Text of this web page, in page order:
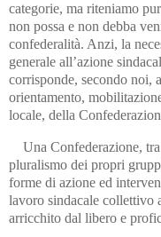
categorie, ma riteniamo
non possa e non debba
confederalità. Anzi, la
generale all’azione
corrisponde, secondo noi,
orientamento,
locale, della
Una Confederazione,
pluralismo dei propri
forme di azione ed
lavoro sindacale collettivo
arricchito dal libero e